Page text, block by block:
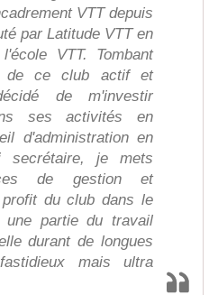
VTT depuis
par Latitude VTT en
VTT. Tombant
de ce club actif et
de m'investir
ses activités en
d'administration en
secrétaire, je mets
de gestion et
du club dans le
une partie du travail
durant de longues
mais ultra